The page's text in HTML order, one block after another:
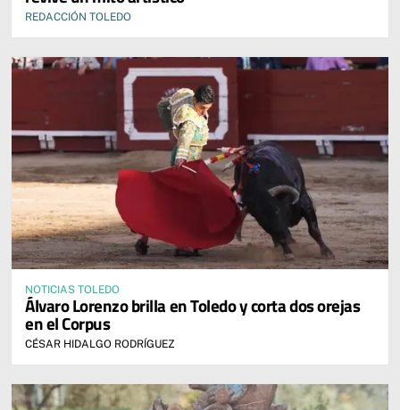
REDACCIÓN TOLEDO
NOTICIAS TOLEDO
Álvaro Lorenzo brilla en Toledo y corta dos orejas
en el Corpus
CÉSAR HIDALGO RODRÍGUEZ